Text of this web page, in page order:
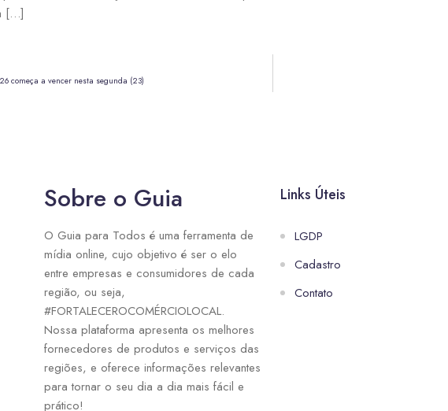
[…]
começa a vencer nesta segunda (23)
Sobre o Guia
O Guia para Todos é uma ferramenta de
mídia online, cujo objetivo é ser o elo
entre empresas e consumidores de cada
região, ou seja,
#FORTALECEROCOMÉRCIOLOCAL.
Nossa plataforma apresenta os melhores
fornecedores de produtos e serviços das
regiões, e oferece informações relevantes
para tornar o seu dia a dia mais fácil e
prático!
Links Úteis
LGDP
Cadastro
Contato